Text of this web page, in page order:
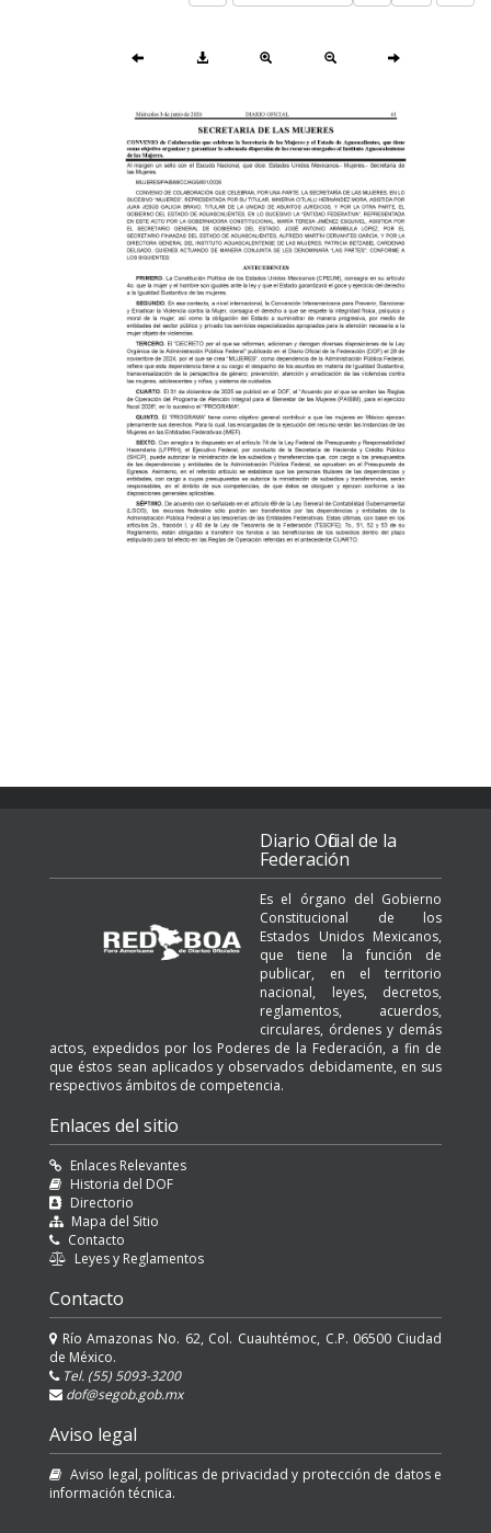
Diario Oficial de la
Federación
Es el órgano del Gobierno
Constitucional de los
Estados Unidos Mexicanos,
que tiene la función de
publicar, en el territorio
nacional, leyes, decretos,
reglamentos, acuerdos,
circulares, órdenes y demás
actos, expedidos por los Poderes de la Federación, a fin de
que éstos sean aplicados y observados debidamente, en sus
respectivos ámbitos de competencia.
Enlaces del sitio
Enlaces Relevantes
Historia del DOF
Directorio
Mapa del Sitio
Contacto
Leyes y Reglamentos
Contacto
Río Amazonas No. 62, Col. Cuauhtémoc, C.P. 06500 Ciudad
de México.
Tel. (55) 5093-3200
dof@segob.gob.mx
Aviso legal
Aviso legal, políticas de privacidad y protección de datos e
información técnica.